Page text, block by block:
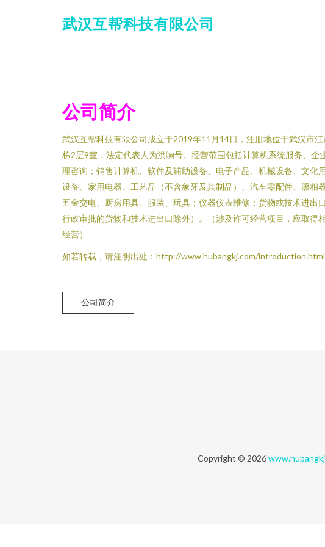
武汉互帮科技有限公司
公司简介
武汉互帮科技有限公司成立于2019年11月14日，注册地位于武汉市
栋2层9室，法定代表人为洪响号。经营范围包括计算机系统服务、企
理咨询；销售计算机、软件及辅助设备、电子产品、机械设备、文化
设备、家用电器、工艺品（不含象牙及其制品）、汽车零配件、照相
五金交电、厨房用具、服装、玩具；仪器仪表维修；货物或技术进出
行政审批的货物和技术进出口除外）。（涉及许可经营项目，应取得
经营）
如若转载，请注明出处：http://www.hubangkj.com/introduction.html
公司简介
Copyright © 2026